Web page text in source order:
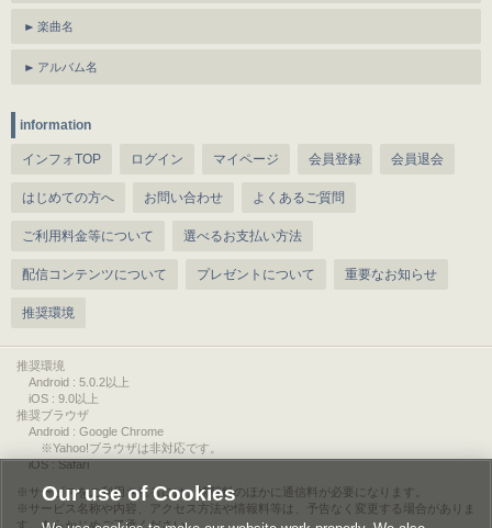
楽曲名
アルバム名
information
インフォTOP ログイン マイページ 会員登録 会員退会
はじめての方へ お問い合わせ よくあるご質問
ご利用料金等について 選べるお支払い方法
配信コンテンツについて プレゼントについて 重要なお知らせ
推奨環境
推奨環境
Android : 5.0.2以上
iOS : 9.0以上
推奨ブラウザ
Android : Google Chrome
※Yahoo!ブラウザは非対応です。
iOS : Safari
サービスをご利用されるには、情報料のほかに通信料が必要になります。
サービス名称や内容、アクセス方法や情報料等は、予告なく変更する場合がありま
す。あらかじめご了承ください。
Our use of Cookies